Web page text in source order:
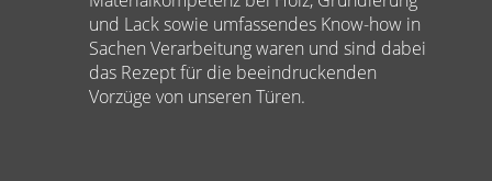
und Lack sowie umfassendes Know-how in
Sachen Verarbeitung waren und sind dabei
das Rezept für die beeindruckenden
Vorzüge von unseren Türen.